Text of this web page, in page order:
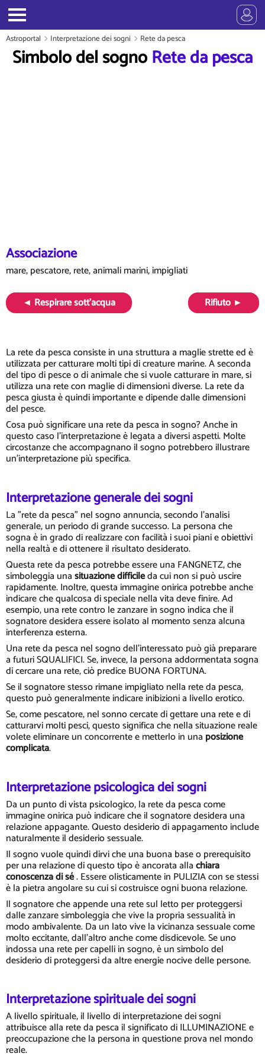
Astroportal Interpretazione dei sogni Rete da pesca
Simbolo del sognoRete da pesca
Associazione
mare, pescatore, rete, animali marini, impigliati
◄ Respirare sott'acqua
Rifiuto ►
La rete da pesca consiste in una struttura a maglie strette ed è
utilizzata per catturare molti tipi di creature marine. A seconda
del tipo di pesce o di animale che si vuole catturare in mare, si
utilizza una rete con maglie di dimensioni diverse. La rete da
pesca giusta è quindi importante e dipende dalle dimensioni
del pesce.
Cosa può significare una rete da pesca in sogno? Anche in
questo caso l'interpretazione è legata a diversi aspetti. Molte
circostanze che accompagnano il sogno potrebbero illustrare
un'interpretazione più specifica.
Interpretazione generale dei sogni
La "rete da pesca" nel sogno annuncia, secondo l'analisi
generale, un periodo di grande successo. La persona che
sogna è in grado di realizzare con facilità i suoi piani e obiettivi
nella realtà e di ottenere il risultato desiderato.
Questa rete da pesca potrebbe essere una FANGNETZ, che
simboleggia unasituazione difficileda cui non si può uscire
rapidamente. Inoltre, questa immagine onirica potrebbe anche
indicare che qualcosa di speciale nella vita deve finire. Ad
esempio, una rete contro le zanzare in sogno indica che il
sognatore desidera essere isolato al momento senza alcuna
interferenza esterna.
Una rete da pesca nel sogno dell'interessato può già preparare
a futuri SQUALIFICI. Se, invece, la persona addormentata sogna
di cercare una rete, ciò predice BUONA FORTUNA.
Se il sognatore stesso rimane impigliato nella rete da pesca,
questo può generalmente indicare inibizioni a livello erotico.
Se, come pescatore, nel sonno cercate di gettare una rete e di
catturarvi molti pesci, questo significa che nella situazione reale
volete eliminare un concorrente e metterlo in una posizione
complicata.
Interpretazione psicologica dei sogni
Da un punto di vista psicologico, la rete da pesca come
immagine onirica può indicare che il sognatore desidera una
relazione appagante. Questo desiderio di appagamento include
naturalmente il desiderio sessuale.
Il sogno vuole quindi dirvi che una buona base o prerequisito
per una relazione di questo tipo è ancorata allachiara
conoscenza di sé. Essere olisticamente in PULIZIA con se stessi
è la pietra angolare su cui si costruisce ogni buona relazione.
Il sognatore che appende una rete sul letto per proteggersi
dalle zanzare simboleggia che vive la propria sessualità in
modo ambivalente. Da un lato vive la vicinanza sessuale come
molto eccitante, dall'altro anche come disdicevole. Se uno
indossa una rete per capelli in sogno, è un simbolo del
desiderio di proteggersi da altre energie nocive delle persone.
Interpretazione spirituale dei sogni
A livello spirituale, il livello di interpretazione dei sogni
attribuisce alla rete da pesca il significato di ILLUMINAZIONE e
preoccupazione che la persona in questione prova nel mondo
reale.